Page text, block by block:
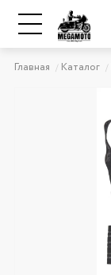
Главная Каталог